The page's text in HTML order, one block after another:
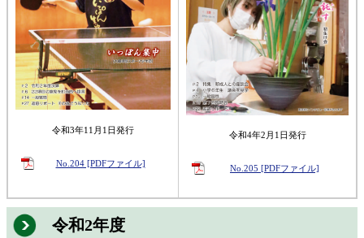
令和3年11月1日発行
No.204 [PDFファイル]
令和4年2月1日発行
No.205 [PDFファイル]
令和2年度